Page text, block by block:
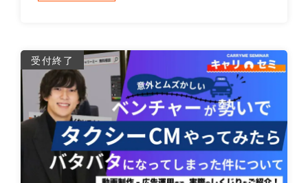
受付終了